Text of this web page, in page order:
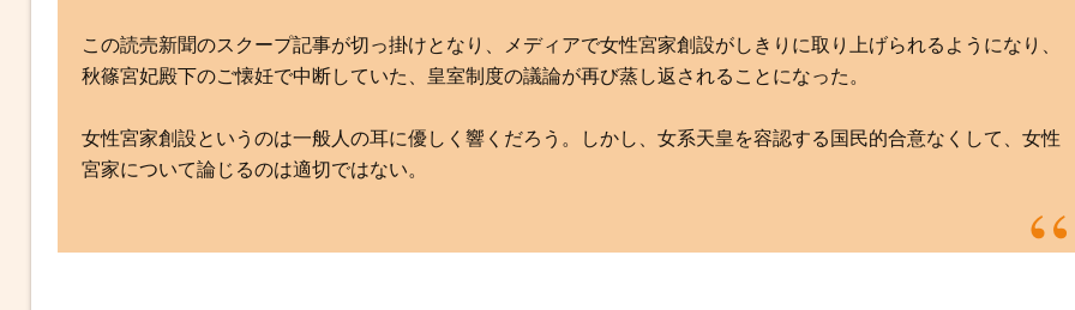
この読売新聞のスクープ記事が切っ掛けとなり、メディアで女性宮家創設がしきりに取り上げられるようになり、
秋篠宮妃殿下のご懐妊で中断していた、皇室制度の議論が再び蒸し返されることになった。
女性宮家創設というのは一般人の耳に優しく響くだろう。しかし、女系天皇を容認する国民的合意なくして、女性
宮家について論じるのは適切ではない。